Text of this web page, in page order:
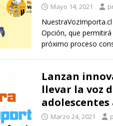
Mayo 14, 2021
Opción, que
próximo proceso
Lanzan
llevar la voz
Marzo 24, 2021